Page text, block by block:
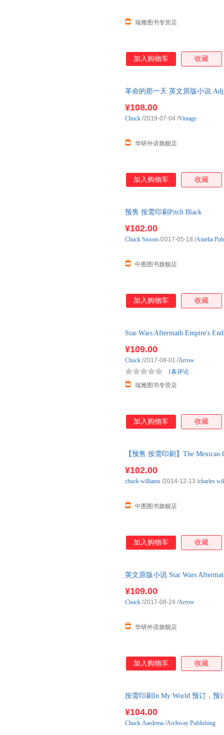
瑞雅图书专营店
加入购物车 收藏
革命的那一天 英文原版小说
¥108.00
华研外语旗舰店
Chuck /2019-07-04 /Vintage
加入购物车 收藏
预售 按需印刷Pitch Black
¥102.00
中图图书旗舰店
Chuck Sisson /2017-05-18 /Amelia
加入购物车 收藏
Star Wars Aftermath Empire's
¥109.00
瑞雅图书专营店
1条评论
Chuck /2017-08-01 /Arrow
加入购物车 收藏
【预售 按需印刷】The Mexican
¥102.00
中图图书旗舰店
chuck williams /2014-12-13 /charles
加入购物车 收藏
英文原版小说 Star Wars
¥109.00
华研外语旗舰店
Chuck /2017-08-24 /Arrow
加入购物车 收藏
按需印刷In My World 预订，预
¥104.00
Chuck Aardema /Archway Publishing